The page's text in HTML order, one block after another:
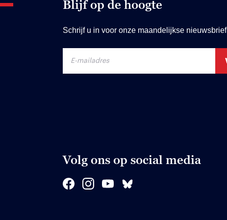
Blijf op de hoogte
Schrijf u in voor onze maandelijkse nieuwsbrief
Volg ons op social media